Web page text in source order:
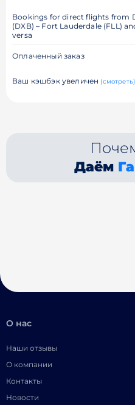
Bookings for direct flights from
(DXB) – Fort Lauderdale (FLL)
versa
Оплаченный заказ
Ваш кэшбэк увеличен (смотреть)
Даём
О нас
Наши отзывы
О компании
Контакты
Новости